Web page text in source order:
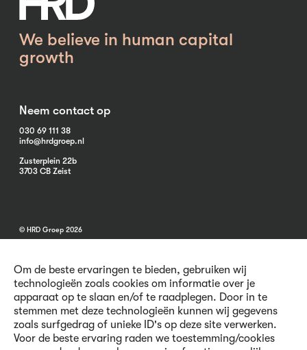
Om de beste ervaringen te bieden, gebruiken wij
technologieën zoals cookies om informatie over je
apparaat op te slaan en/of te raadplegen. Door in te
stemmen met deze technologieën kunnen wij gegevens
zoals surfgedrag of unieke ID's op deze site verwerken.
Voor de beste ervaring raden we toestemming/cookies
We believe in human capital
growth
Neem contact op
030 69 111 38
info@hrdgroep.nl
Zusterplein 22b
3703 CB Zeist
© HRD Groep 2026
Algemene informatie
Contact